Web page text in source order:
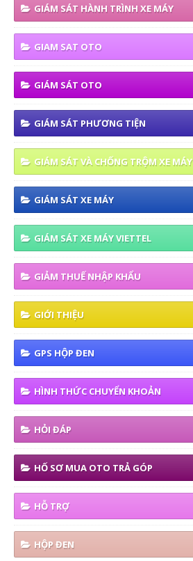
GIÁM SÁT HÀNH TRÌNH XE MÁY
GIAM SAT OTO
GIÁM SÁT OTO
GIÁM SÁT PHƯƠNG TIỆN
GIÁM SÁT VÀ CHỐNG TRỘM XE MÁY
GIÁM SÁT XE MÁY
GIÁM SÁT XE MÁY VIETTEL
GIẢM THUẾ NHẬP KHẨU
GIỚI THIỆU
GPS HỘP ĐEN
HÌNH THỨC CHUYỂN KHOẢN
HỎI ĐÁP
HỐ SƠ MUA OTO TRẢ GÓP
HỖ TRỢ
HỘP ĐEN